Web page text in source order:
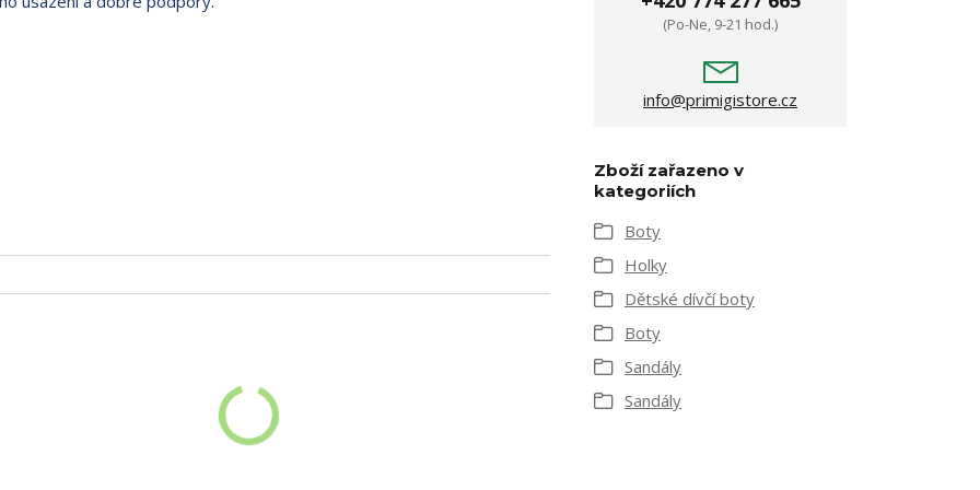
(Po-Ne, 9-21 hod.)
info@primigistore.cz
Zboží zařazeno v
kategoriích
Boty
Holky
Dětské dívčí boty
Boty
Sandály
Sandály